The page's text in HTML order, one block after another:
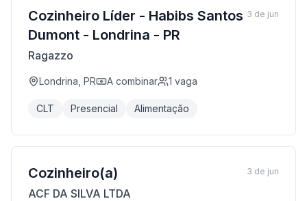
Cozinheiro Líder - Habibs Santos
Dumont - Londrina - PR
Ragazzo
Londrina, PR A combinar 1 vaga
CLT Presencial Alimentação
3 de jun
Cozinheiro(a)
ACF DA SILVA LTDA
3 de jun